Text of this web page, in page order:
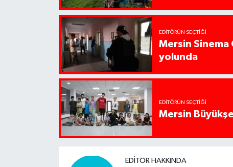
EDITÖRÜN SEÇTIĞI
Mersin
yolunda
EDITÖRÜN SEÇTIĞI
Mersin
EDITÖR HAKKINDA